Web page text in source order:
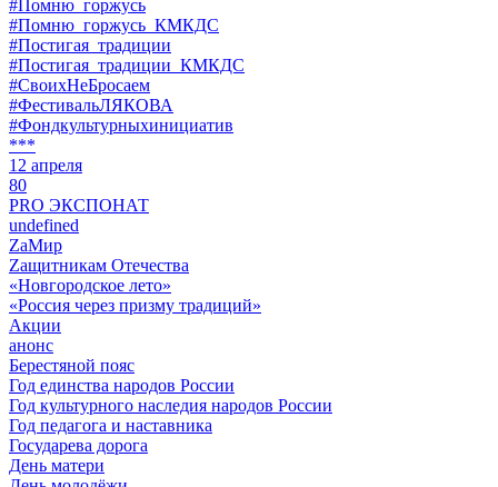
#Помню_горжусь
#Помню_горжусь_КМКДС
#Постигая_традиции
#Постигая_традиции_КМКДС
#СвоихНеБросаем
#ФестивальЛЯКОВА
#Фондкультурныхинициатив
***
12 апреля
80
PRO ЭКСПОНАТ
undefined
ZaМир
Zащитникам Отечества
«Новгородское лето»
«Россия через призму традиций»
Акции
анонс
Берестяной пояс
Год единства народов России
Год культурного наследия народов России
Год педагога и наставника
Государева дорога
День матери